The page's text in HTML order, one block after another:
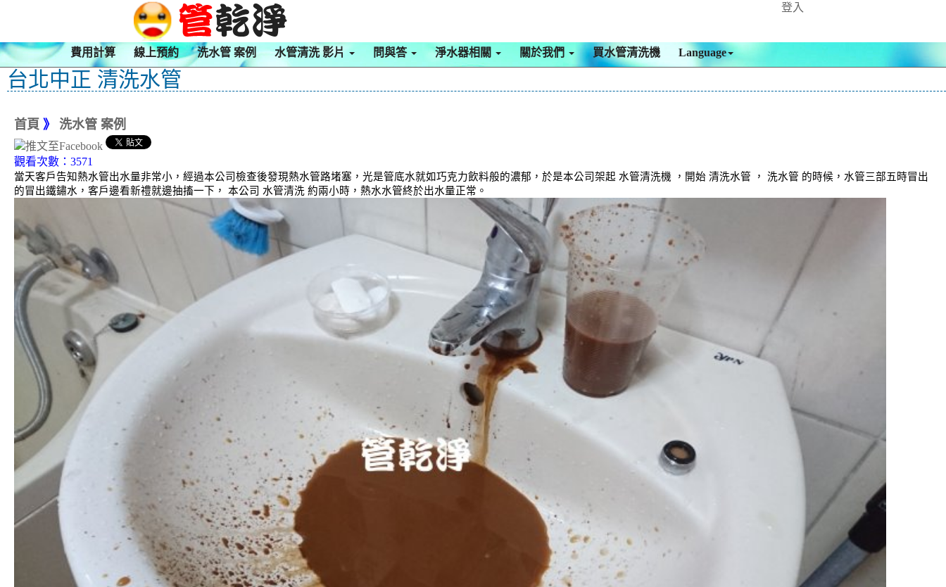
登入
費用計算 線上預約 洗水管 案例 水管清洗 影片 問與答 淨水器相關 關於我們 買水管清洗機 Language
台北中正 清洗水管
首頁 》 洗水管 案例
觀看次數：3571
當天客戶告知熱水管出水量非常小，經過本公司檢查後發現熱水管路堵塞，光是管底水就如巧克力飲料般的濃郁，於是本公司架起 水管清洗機 ，開始 清洗水管 ， 洗水管 的時候，水管三部五時冒出
的冒出鐵鏽水，客戶邊看新禮就邊抽搐一下， 本公司 水管清洗 約兩小時，熱水水管終於出水量正常。